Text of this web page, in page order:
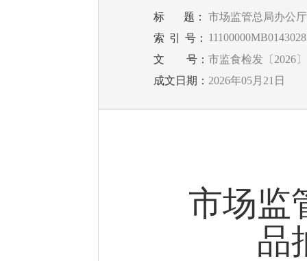
标 题：
市场监管总局办公
索 引 号：
文
号： 市监食检发〔2026
成文日期： 2026年05月21日
市场监
品